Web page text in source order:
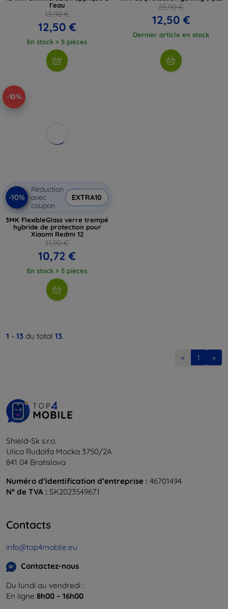
l'eau
13,90 €
12,50 €
En stock > 5 pièces
25,90 €
12,50 €
Dernier article en stock
-10%
-10%
Réduction
avec
coupon
EXTRA10
3MK FlexibleGlass verre trempé
hybride de protection pour
Xiaomi Redmi 12
11,90 €
10,72 €
En stock > 5 pièces
1 - 13 du total 13.
« 1 »
Shield-Sk s.r.o.
Ulica Rudolfa Mocka 3750/2A
841 04 Bratislava
Numéro d’identification d’entreprise : 46701494
N° de TVA : SK2023549671
Contacts
info@top4mobile.eu
Contactez-nous
Du lundi au vendredi :
En ligne 8h00 – 16h00